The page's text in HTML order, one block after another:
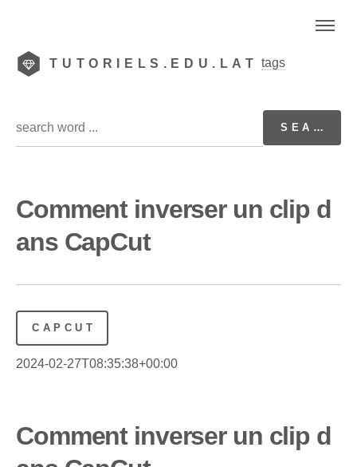
TUTORIELS.EDU.LAT tags
Comment inverser un clip d
ans CapCut
CAPCUT
2024-02-27T08:35:38+00:00
Comment inverser un clip d